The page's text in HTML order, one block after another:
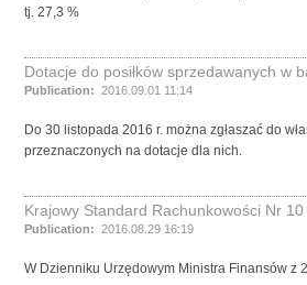
tj. 27,3 %
Dotacje do posiłków sprzedawanych w
Publication: 2016.09.01 11:14
Do 30 listopada 2016 r. można zgłaszać do
przeznaczonych na dotacje dla nich.
Krajowy Standard Rachunkowości Nr 10
Publication: 2016.08.29 16:19
W Dzienniku Urzędowym Ministra Finansów z